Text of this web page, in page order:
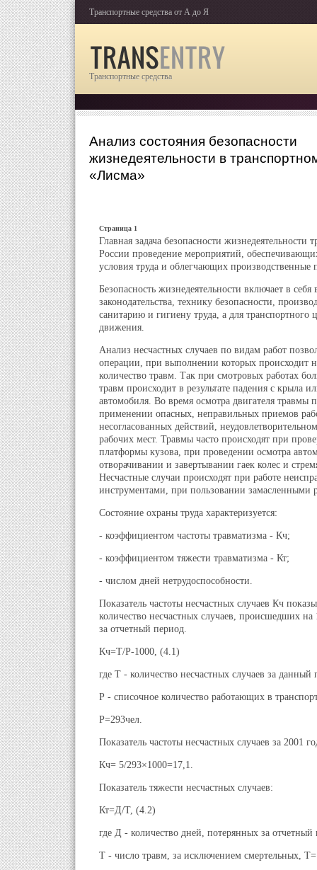
Транспортные средства от А до Я
Транспортные средства
Анализ состояния безопасности
жизнедеятельности в
«Лисма»
Страница 1
Главная задача безопасности жизнедеятельности
России проведение мероприятий,
условия труда и облегчающих производственные
Безопасность жизнедеятельности включает в себя
законодательства, технику безопасности,
санитарию и гигиену труда, а для транспортного
движения.
Анализ несчастных случаев по видам работ
операции, при выполнении которых происходит
количество травм. Так при смотровых работах
травм происходит в результате падения с крыла
автомобиля. Во время осмотра двигателя травмы
применении опасных, неправильных приемов
несогласованных действий,
рабочих мест. Травмы часто происходят при
платформы кузова, при проведении осмотра
отворачивании и завертывании гаек колес и
Несчастные случаи происходят при работе
инструментами, при пользовании замасленными
Состояние охраны труда характеризуется:
- коэффициентом частоты травматизма - Кч;
- коэффициентом тяжести травматизма - Кт;
- числом дней нетрудоспособности.
Показатель частоты несчастных случаев Кч
количество несчастных случаев, происшедших на
за отчетный период.
Кч=Т/Р-1000, (4.1)
где Т - количество несчастных случаев за
Р - списочное количество работающих в
Р=293чел.
Показатель частоты несчастных случаев за 2001
Кч= 5/293×1000=17,1.
Показатель тяжести несчастных случаев:
Кт=Д/Т, (4.2)
где Д - количество дней, потерянных за
Т - число травм, за исключением смертельных,